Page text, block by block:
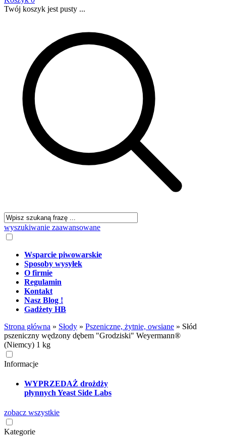
Twój koszyk jest pusty ...
wyszukiwanie zaawansowane
Wsparcie piwowarskie
Sposoby wysyłek
O firmie
Regulamin
Kontakt
Nasz Blog !
Gadżety HB
Strona główna » Słody » Pszeniczne, żytnie, owsiane » Słód
pszeniczny wędzony dębem "Grodziski" Weyermann®
(Niemcy) 1 kg
Informacje
WYPRZEDAŻ drożdży
płynnych Yeast Side Labs
zobacz wszystkie
Kategorie